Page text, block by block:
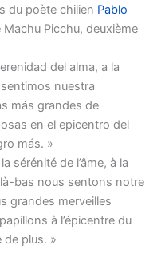
du poète chilien Pablo
Machu Picchu, deuxième
del alma, a la
nuestra
más grandes de
en el epicentro del
más. »
sérénité de l’âme, à la
bas nous sentons notre
grandes merveilles
à l’épicentre du
de plus. »